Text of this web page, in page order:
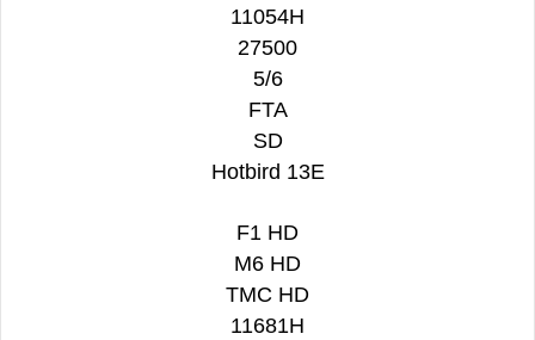
11054H
27500
5/6
FTA
SD
Hotbird 13E
F1 HD
M6 HD
TMC HD
11681H